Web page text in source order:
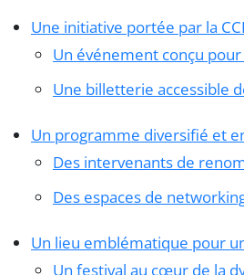
Une initiative portée par la
Un événement conçu
Une billetterie accessible
Un programme diversifié et
Des intervenants de
Des espaces de
Un lieu emblématique pour
Un festival au cœur de la